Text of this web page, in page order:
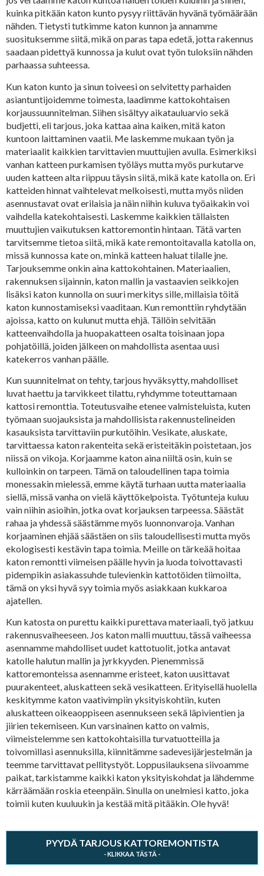
kuinka pitkään katon kunto pysyy riittävän hyvänä työmäärään
nähden. Tietysti tutkimme katon kunnon ja annamme
suosituksemme siitä, mikä on paras tapa edetä, jotta rakennus
saadaan pidettyä kunnossa ja kulut ovat työn tuloksiin nähden
parhaassa suhteessa.
Kun katon kunto ja sinun toiveesi on selvitetty parhaiden
asiantuntijoidemme toimesta, laadimme kattokohtaisen
korjaussuunnitelman. Siihen sisältyy aikatauluarvio sekä
budjetti, eli tarjous, joka kattaa aina kaiken, mitä katon
kuntoon laittaminen vaatii. Me laskemme mukaan työn ja
materiaalit kaikkien tarvittavien muuttujien avulla. Esimerkiksi
vanhan katteen purkamisen työläys mutta myös purkutarve
uuden katteen alta riippuu täysin siitä, mikä kate katolla on. Eri
katteiden hinnat vaihtelevat melkoisesti, mutta myös niiden
asennustavat ovat erilaisia ja näin niihin kuluva työaikakin voi
vaihdella katekohtaisesti. Laskemme kaikkien tällaisten
muuttujien vaikutuksen kattoremontin hintaan. Tätä varten
tarvitsemme tietoa siitä, mikä kate remontoitavalla katolla on,
missä kunnossa kate on, minkä katteen haluat tilalle jne.
Tarjouksemme onkin aina kattokohtainen. Materiaalien,
rakennuksen sijainnin, katon mallin ja vastaavien seikkojen
lisäksi katon kunnolla on suuri merkitys sille, millaisia töitä
katon kunnostamiseksi vaaditaan. Kun remonttiin ryhdytään
ajoissa, katto on kulunut mutta ehjä. Tällöin selvitään
katteenvaihdolla ja huopakatteen osalta toisinaan jopa
pohjatöillä, joiden jälkeen on mahdollista asentaa uusi
katekerros vanhan päälle.
Kun suunnitelmat on tehty, tarjous hyväksytty, mahdolliset
luvat haettu ja tarvikkeet tilattu, ryhdymme toteuttamaan
kattosi remonttia. Toteutusvaihe etenee valmisteluista, kuten
työmaan suojauksista ja mahdollisista rakennustelineiden
kasauksista tarvittaviin purkutöihin. Vesikate, aluskate,
tarvittaessa katon rakenteita sekä eristeitäkin poistetaan, jos
niissä on vikoja. Korjaamme katon aina niiltä osin, kuin se
kulloinkin on tarpeen. Tämä on taloudellinen tapa toimia
monessakin mielessä, emme käytä turhaan uutta materiaalia
siellä, missä vanha on vielä käyttökelpoista. Työtunteja kuluu
vain niihin asioihin, jotka ovat korjauksen tarpeessa. Säästät
rahaa ja yhdessä säästämme myös luonnonvaroja. Vanhan
korjaaminen ehjää säästäen on siis taloudellisesti mutta myös
ekologisesti kestävin tapa toimia. Meille on tärkeää hoitaa
katon remontti viimeisen päälle hyvin ja luoda toivottavasti
pidempikin asiakassuhde tulevienkin kattotöiden tiimoilta,
tämä on yksi hyvä syy toimia myös asiakkaan kukkaroa
ajatellen.
Kun katosta on purettu kaikki purettava materiaali, työ jatkuu
rakennusvaiheeseen. Jos katon malli muuttuu, tässä vaiheessa
asennamme mahdolliset uudet kattotuolit, jotka antavat
katolle halutun mallin ja jyrkkyyden. Pienemmissä
kattoremonteissa asennamme eristeet, katon uusittavat
puurakenteet, aluskatteen sekä vesikatteen. Erityisellä huolella
keskitymme katon vaativimpiin yksityiskohtiin, kuten
aluskatteen oikeaoppiseen asennukseen sekä läpivientien ja
jiirien tekemiseen. Kun varsinainen katto on valmis,
viimeistelemme sen kattokohtaisilla turvatuotteilla ja
toivomillasi asennuksilla, kiinnitämme sadevesijärjestelmän ja
teemme tarvittavat pellitystyöt. Loppusilauksena siivoamme
paikat, tarkistamme kaikki katon yksityiskohdat ja lähdemme
kärräämään roskia eteenpäin. Sinulla on unelmiesi katto, joka
toimii kuten kuuluukin ja kestää mitä pitääkin. Ole hyvä!
PYYDÄ TARJOUS KATTOREMONTISTA